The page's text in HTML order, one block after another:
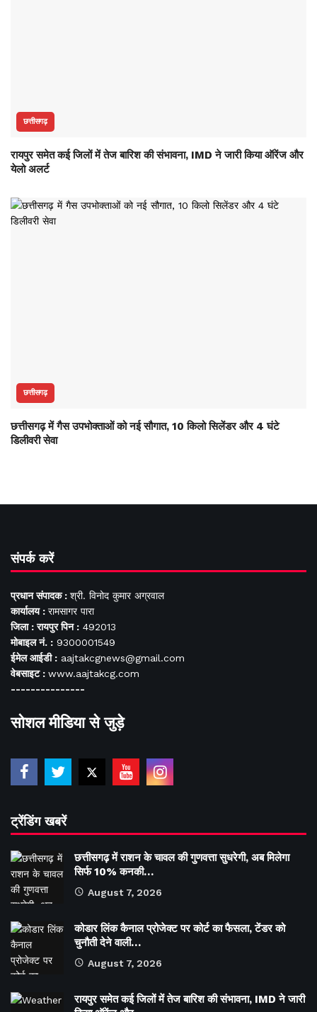
छत्तीसगढ़
रायपुर समेत कई जिलों में तेज बारिश की संभावना, IMD ने जारी किया ऑरेंज और
येलो अलर्ट
छत्तीसगढ़
छत्तीसगढ़ में गैस उपभोक्ताओं को नई सौगात, 10 किलो सिलेंडर और 4 घंटे
डिलीवरी सेवा
संपर्क करें
प्रधान संपादक : श्री. विनोद कुमार अग्रवाल
कार्यालय : रामसागर पारा
जिला : रायपुर पिन : 492013
मोबाइल नं. : 9300001549
ईमेल आईडी : aajtakcgnews@gmail.com
वेबसाइट : www.aajtakcg.com
---------------
सोशल मीडिया से जुड़े
ट्रेंडिंग खबरें
छत्तीसगढ़ में राशन के चावल की गुणवत्ता सुधरेगी, अब मिलेगा
सिर्फ 10% कनकी…
August 7, 2026
कोडार लिंक कैनाल प्रोजेक्ट पर कोर्ट का फैसला, टेंडर को
चुनौती देने वाली…
August 7, 2026
रायपुर समेत कई जिलों में तेज बारिश की संभावना, IMD ने जारी